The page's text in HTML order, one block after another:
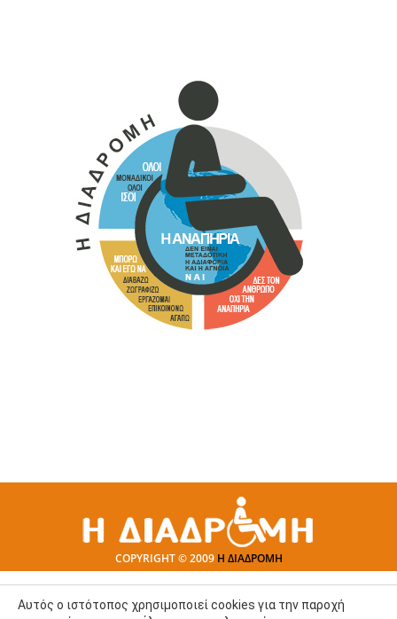
COPYRIGHT © 2009 Η ΔΙΑΔΡΟΜΗ
Αυτός ο ιστότοπος χρησιμοποιεί cookies για την παροχή